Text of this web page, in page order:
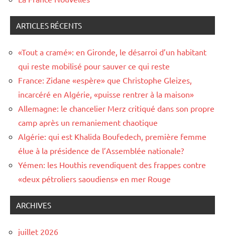
ARTICLES RÉCENTS
«Tout a cramé»: en Gironde, le désarroi d’un habitant
qui reste mobilisé pour sauver ce qui reste
France: Zidane «espère» que Christophe Gleizes,
incarcéré en Algérie, «puisse rentrer à la maison»
Allemagne: le chancelier Merz critiqué dans son propre
camp après un remaniement chaotique
Algérie: qui est Khalida Boufedech, première femme
élue à la présidence de l’Assemblée nationale?
Yémen: les Houthis revendiquent des frappes contre
«deux pétroliers saoudiens» en mer Rouge
ARCHIVES
juillet 2026